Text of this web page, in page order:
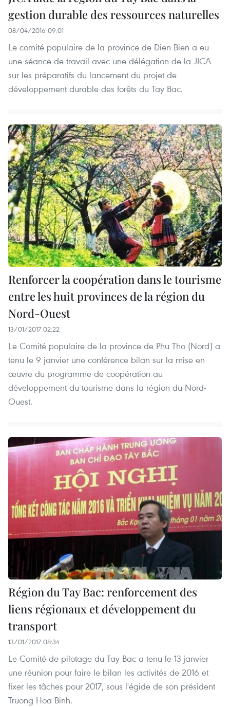
gestion durable des ressources naturelles
08/04/2016 09:01
Le comité populaire de la province de Dien Bien a eu
une séance de travail avec une délégation de la JICA
sur les préparatifs ​du lancement du projet de
développement durable des forêts du Tay Bac.
Renforcer la coopération dans le tourisme
entre les huit provinces de la région du
Nord-Ouest
13/01/2017 02:22
Le Comité populaire de la province de Phu Tho (Nord) a
tenu le 9 janvier une conférence bilan sur la mise en
œuvre du programme de coopération au
développement du tourisme dans la région du Nord-
Ouest.
Région du Tay Bac: renforcement des
liens régionaux et développement du
transport
13/01/2017 08:34
Le Comité de pilotage du Tay Bac a tenu le 13 janvier
une réunion pour faire le bilan les activités de 2016 et
fixer les tâches pour 2017, sous l'égide de son président
Truong Hoa Binh.